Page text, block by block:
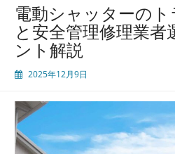
の
安
全
と
快
を
る
た
電動シャッターの
と安全管理修理業者
ント解説
2025年12月9日